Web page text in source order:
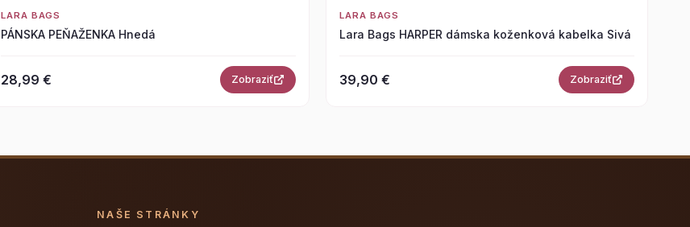
LARA BAGS
PÁNSKA PEŇAŽENKA Hnedá
28,99 € Zobraziť
LARA BAGS
Lara Bags HARPER dámska koženková kabelka Sivá
39,90 € Zobraziť
NAŠE STRÁNKY